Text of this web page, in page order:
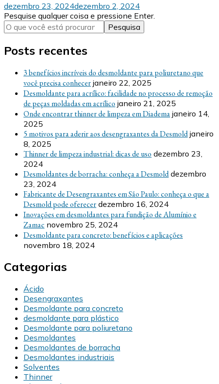
dezembro 23, 2024dezembro 2, 2024
Procurando
algo?
Pesquise qualquer coisa e pressione Enter.
Posts recentes
3 benefícios incríveis do desmoldante para poliuretano que
você precisa conhecer janeiro 22, 2025
Desmoldante para acrílico: facilidade no processo de remoção
de peças moldadas em acrílico janeiro 21, 2025
Onde encontrar thinner de limpeza em Diadema janeiro 14,
2025
5 motivos para aderir aos desengraxantes da Desmold janeiro
8, 2025
Thinner de limpeza industrial: dicas de uso dezembro 23,
2024
Desmoldantes de borracha: conheça a Desmold dezembro
23, 2024
Fabricante de Desengraxantes em São Paulo: conheça o que a
Desmold pode oferecer dezembro 16, 2024
Inovações em desmoldantes para fundição de Alumínio e
Zamac novembro 25, 2024
Desmoldante para concreto: benefícios e aplicações
novembro 18, 2024
Categorias
Ácido
Desengraxantes
Desmoldante para concreto
desmoldante para plástico
Desmoldante para poliuretano
Desmoldantes
Desmoldantes de borracha
Desmoldantes industriais
Solventes
Thinner